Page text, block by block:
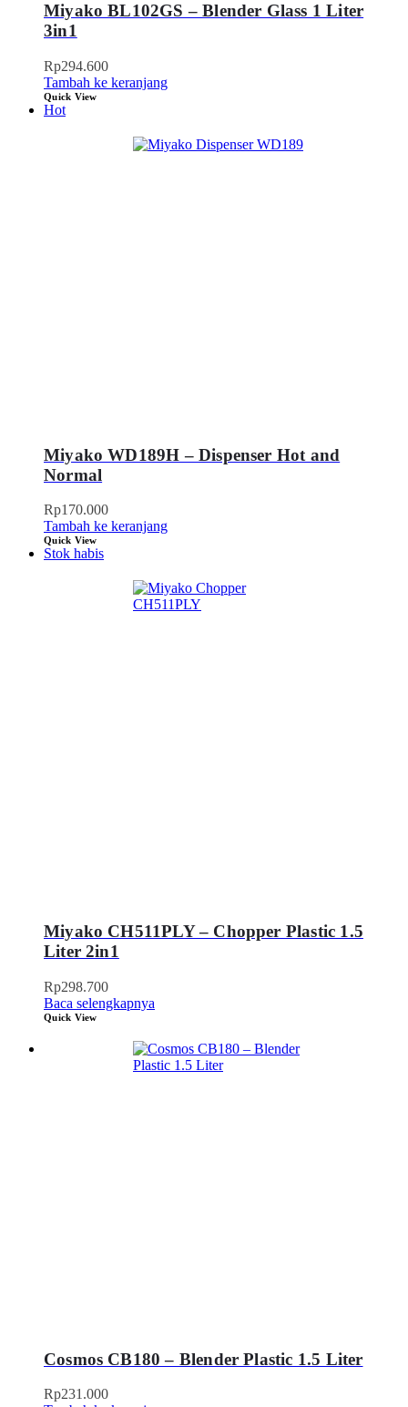
Miyako BL102GS – Blender Glass 1 Liter
3in1
Rp294.600
Tambah ke keranjang
Quick View
Hot
Miyako WD189H – Dispenser Hot and
Normal
Rp170.000
Tambah ke keranjang
Quick View
Stok habis
Miyako CH511PLY – Chopper Plastic 1.5
Liter 2in1
Rp298.700
Baca selengkapnya
Quick View
Cosmos CB180 – Blender Plastic 1.5 Liter
Rp231.000